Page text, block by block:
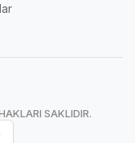
SAKLIDIR.